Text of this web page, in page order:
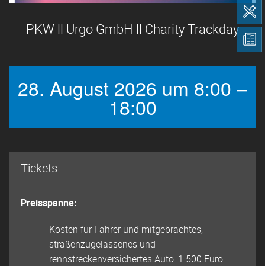
PKW ll Urgo GmbH ll Charity Trackday
28. August 2026 um 8:00 –
18:00
Tickets
Preisspanne:
Kosten für Fahrer und mitgebrachtes,
straßenzugelassenes und
rennstreckenversichertes Auto: 1.500 Euro.